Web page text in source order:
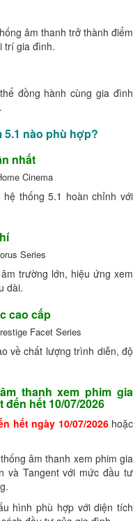
âm thanh trở thành điểm
trí gia đình.
đồng hành cùng gia đình
5.1 nào phù hợp?
nhất
Cinema
thống 5.1 hoàn chỉnh với
Series
trường lớn, hiệu ứng xem
dài.
cao cấp
Facet Series
về chất lượng trình diễn, độ
thanh xem phim gia
hết 10/07/2026
hết ngày 10/07/2026hoặc
âm thanh xem phim gia
và Tangent với mức đầu tư
hình phù hợp với diện tích